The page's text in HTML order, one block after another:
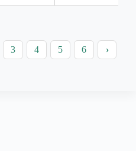
3 4 5 6 ›